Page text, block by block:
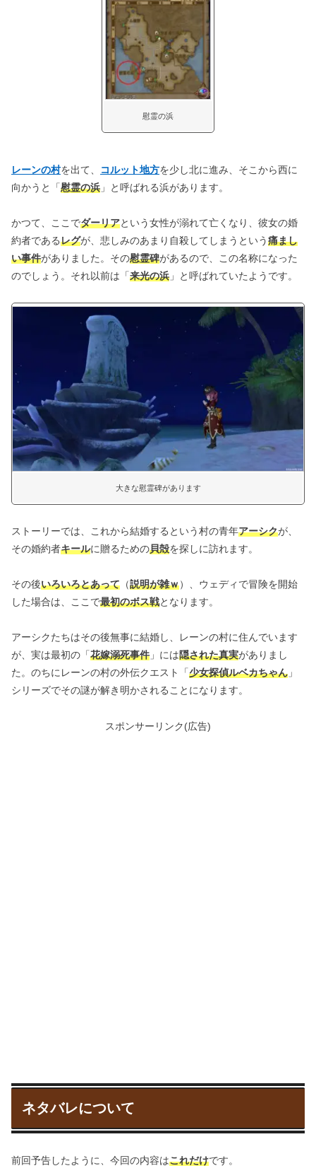
慰霊の浜
レーンの村を出て、 コルット地方を少し北に進み、そこから西に
向かうと「慰霊の浜 」と呼ばれる浜があります。
かつて、ここでダーリアという女性が溺れて亡くなり、彼女の婚
約者であるレグが、悲しみのあまり自殺してしまうという痛まし
い事件がありました。その慰霊碑があるので、この名称になった
のでしょう。それ以前は「来光の浜 」と呼ばれていたようです。
大きな慰霊碑があります
ストーリーでは、これから結婚するという村の青年アーシクが、
その婚約者キールに贈るための貝殻を探しに訪れます。
その後いろいろとあって （説明が雑ｗ）、ウェディで冒険を開始
した場合は、ここで最初のボス戦となります。
アーシクたちはその後無事に結婚し、レーンの村に住んでいます
が、実は最初の「花嫁溺死事件 」には隠された真実がありまし
た。のちにレーンの村の外伝クエスト「少女探偵ルベカちゃん 」
シリーズでその謎が解き明かされることになります。
スポンサーリンク(広告)
ネタバレについて
前回予告したように、今回の内容はこれだけです。